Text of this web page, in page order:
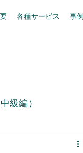
各種サービス 事
級編）